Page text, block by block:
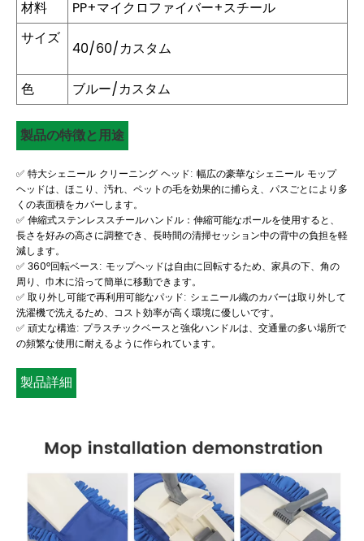
材料
PP+マイクロファイバー+スチール
サイズ 40/60/カスタム
色
ブルー/カスタム
製品の特徴と用途
✅ 特大シェニール クリーニング ヘッド: 幅広の豪華なシェニール モップ
ヘッドは、ほこり、汚れ、ペットの毛を効果的に捕らえ、パスごとにより多
くの表面積をカバーします。
✅ 伸縮式ステンレススチールハンドル：伸縮可能なポールを使用すると、
長さを好みの高さに調整でき、長時間の清掃セッション中の背中の負担を軽
減します。
✅ 360°回転ベース: モップヘッドは自由に回転するため、家具の下、角の
周り、巾木に沿って簡単に移動できます。
✅ 取り外し可能で再利用可能なパッド: シェニール織のカバーは取り外して
洗濯機で洗えるため、コスト効率が高く環境に優しいです。
✅ 頑丈な構造: プラスチックベースと強化ハンドルは、交通量の多い場所で
の頻繁な使用に耐えるように作られています。
製品詳細